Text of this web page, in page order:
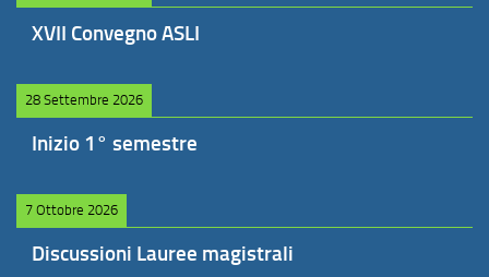
XVII Convegno ASLI
28 Settembre 2026
Inizio 1° semestre
7 Ottobre 2026
Discussioni Lauree magistrali